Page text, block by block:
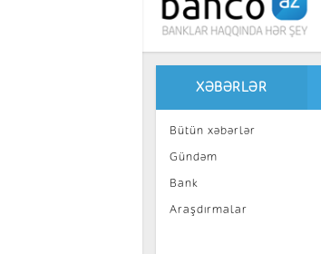
XƏBƏRLƏR
Bütün xəbərlər
Gündəm
Bank
Araşdırmalar